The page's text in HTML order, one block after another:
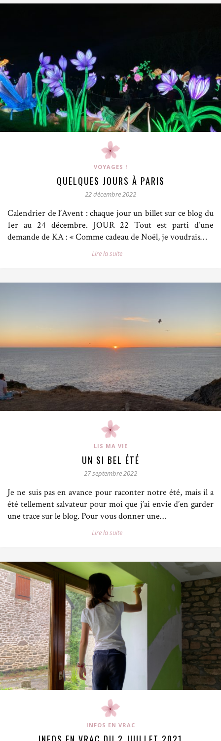
VOYAGES !
QUELQUES JOURS À PARIS
22 décembre 2022
Calendrier de l’Avent : chaque jour un billet sur ce blog du
1er au 24 décembre. JOUR 22 Tout est parti d’une
demande de KA : « Comme cadeau de Noël, je voudrais…
Lire la suite
LIS MA VIE
UN SI BEL ÉTÉ
27 septembre 2022
Je ne suis pas en avance pour raconter notre été, mais il a
été tellement salvateur pour moi que j’ai envie d’en garder
une trace sur le blog. Pour vous donner une…
Lire la suite
INFOS EN VRAC